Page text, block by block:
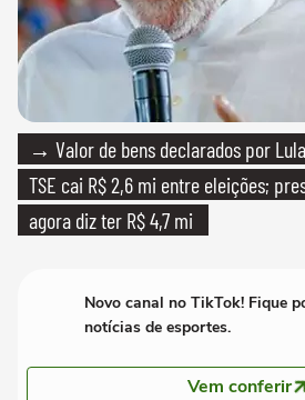
→ Valor de bens declarados por
TSE cai R$ 2,6 mi entre eleições;
agora diz ter R$ 4,7 mi
Novo canal no TikTok! Fique
notícias de esportes.
Vem conferir